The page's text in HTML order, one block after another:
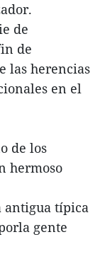
de
de
las herencias
en el
de los
hermoso
antigua típica
gente